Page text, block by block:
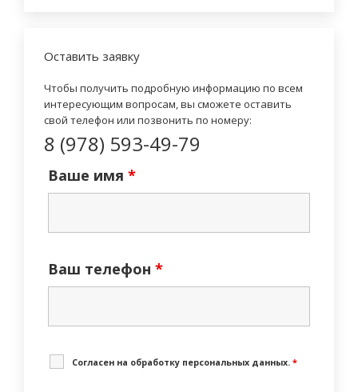
Оставить заявку
Чтобы получить подробную информацию по всем
интересующим вопросам, вы сможете оставить
свой телефон или позвонить по номеру:
8 (978) 593-49-79
Ваше имя *
Ваш телефон *
Cогласен на обработку персональных данных. *